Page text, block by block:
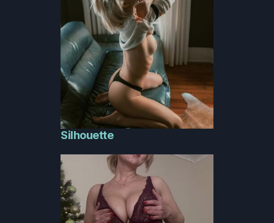
Silhouette